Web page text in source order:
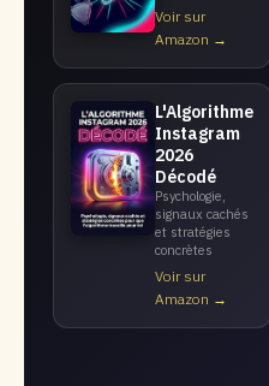
Voir sur
Amazon →
L'Algorithme
Instagram
2026
Décodé
Psychologie,
signaux cachés
et stratégies
concrètes
Voir sur
Amazon →